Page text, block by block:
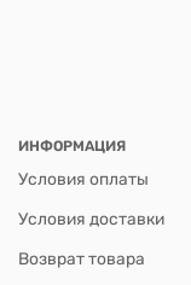
ИНФОРМАЦИЯ
Условия оплаты
Условия доставки
Возврат товара